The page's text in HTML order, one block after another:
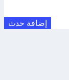
إضافة حدث